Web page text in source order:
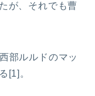
が、それでも曹
部ルルドのマッ
[1]。